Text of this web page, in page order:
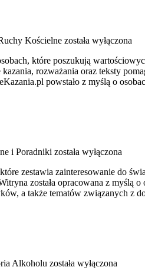
Kościelne została wyłączona
które poszukują
rozważania oraz teksty
powstało z myślą o
i Poradniki została wyłączona
zestawia zainteresowanie do
została opracowana z myślą
a także tematów związanych z
Alkoholu została wyłączona